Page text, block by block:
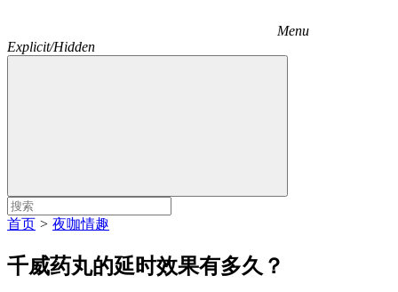
Menu
Explicit/Hidden
首页 > 夜咖情趣
千威药丸的延时效果有多久？